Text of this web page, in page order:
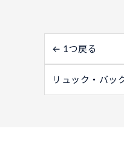
← 1つ戻る
リュック・バッ